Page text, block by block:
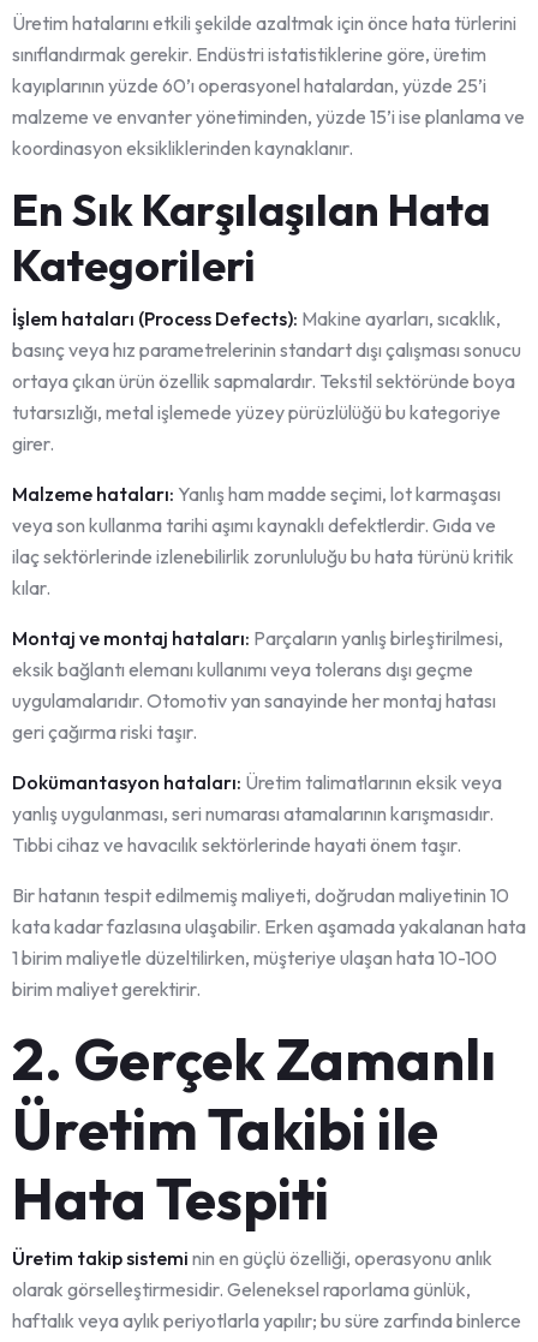
Üretim hatalarını etkili şekilde azaltmak için önce hata türlerini
sınıflandırmak gerekir. Endüstri istatistiklerine göre, üretim
kayıplarının yüzde 60’ı operasyonel hatalardan, yüzde 25’i
malzeme ve envanter yönetiminden, yüzde 15’i ise planlama ve
koordinasyon eksikliklerinden kaynaklanır.
En Sık Karşılaşılan Hata
Kategorileri
İşlem hataları (Process Defects): Makine ayarları, sıcaklık,
basınç veya hız parametrelerinin standart dışı çalışması sonucu
ortaya çıkan ürün özellik sapmalardır. Tekstil sektöründe boya
tutarsızlığı, metal işlemede yüzey pürüzlülüğü bu kategoriye
girer.
Malzeme hataları: Yanlış ham madde seçimi, lot karmaşası
veya son kullanma tarihi aşımı kaynaklı defektlerdir. Gıda ve
ilaç sektörlerinde izlenebilirlik zorunluluğu bu hata türünü kritik
kılar.
Montaj ve montaj hataları: Parçaların yanlış birleştirilmesi,
eksik bağlantı elemanı kullanımı veya tolerans dışı geçme
uygulamalarıdır. Otomotiv yan sanayinde her montaj hatası
geri çağırma riski taşır.
Dokümantasyon hataları: Üretim talimatlarının eksik veya
yanlış uygulanması, seri numarası atamalarının karışmasıdır.
Tıbbi cihaz ve havacılık sektörlerinde hayati önem taşır.
Bir hatanın tespit edilmemiş maliyeti, doğrudan maliyetinin 10
kata kadar fazlasına ulaşabilir. Erken aşamada yakalanan hata
1 birim maliyetle düzeltilirken, müşteriye ulaşan hata 10-100
birim maliyet gerektirir.
2. Gerçek Zamanlı
Üretim Takibi ile
Hata Tespiti
Üretim takip sistemi nin en güçlü özelliği, operasyonu anlık
olarak görselleştirmesidir. Geleneksel raporlama günlük,
haftalık veya aylık periyotlarla yapılır; bu süre zarfında binlerce